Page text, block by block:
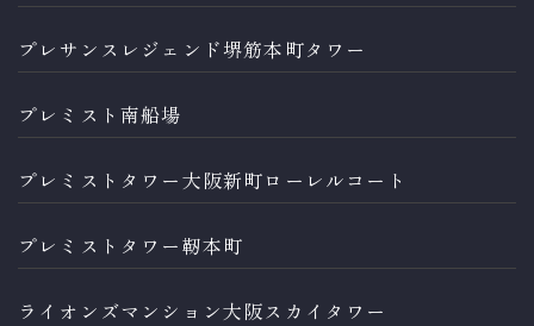
プレサンスレジェンド堺筋本町タワー
プレミスト南船場
プレミストタワー大阪新町ローレルコート
プレミストタワー靭本町
ライオンズマンション大阪スカイタワー